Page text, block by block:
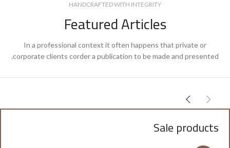
HANDCRAFTED WITH INTEGRITY
Featured Articles
In a professional context it often happens that private or
corporate clients corder a publication to be made and presented.
Sale products